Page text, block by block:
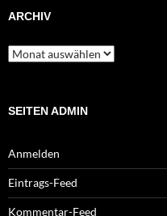
ARCHIV
Archiv
SEITEN ADMIN
Anmelden
Eintrags-Feed
Kommentar-Feed